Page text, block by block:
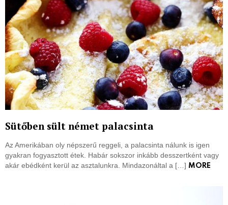
Sütőben sült német palacsinta
Az Amerikában oly népszerű reggeli, a palacsinta nálunk is igen
gyakran fogyasztott étek. Habár sokszor inkább desszertként vagy
akár ebédként kerül az asztalunkra. Mindazonáltal a […] MORE